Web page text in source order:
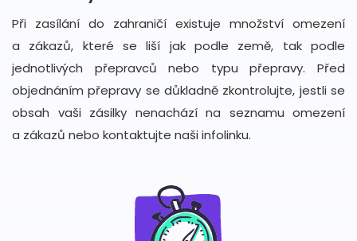
Při zasílání do zahraničí existuje množství omezení
a zákazů, které se liší jak podle země, tak podle
jednotlivých přepravců nebo typu přepravy. Před
objednáním přepravy se důkladně zkontrolujte, jestli se
obsah vaši zásilky nenachází na seznamu omezení
a zákazů nebo kontaktujte naši infolinku.